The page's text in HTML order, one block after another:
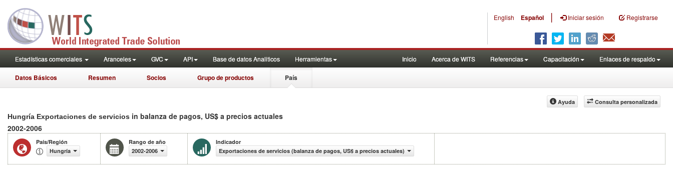
English Español | Iniciar sesión Registrarse
Estadísticas comerciales Aranceles GVC API Base de datos Analiticos Herramientas Inicio Acerca de WITS Referencias Capacitación Enlaces de respaldo
Datos Básicos Resumen Socios Grupo de productos País
Consulta personalizada
Ayuda
Hungría Exportaciones de servicios in balanza de pagos, US$ a precios actuales
2002-2006
País/Región
Hungría
Rango de año
2002-2006
Indicador
Exportaciones de servicios (balanza de pagos, US$ a precios actuales)